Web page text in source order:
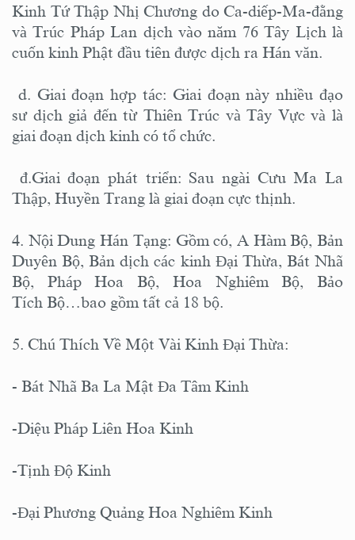
Kinh Tứ Thập Nhị Chương do Ca-diếp-Ma-đằng
và Trúc Pháp Lan dịch vào năm 76 Tây Lịch là
cuốn kinh Phật đầu tiên được dịch ra Hán văn.
d. Giai đoạn hợp tác: Giai đoạn này nhiều đạo
sư dịch giả đến từ Thiên Trúc và Tây Vực và là
giai đoạn dịch kinh có tổ chức.
đ.Giai đoạn phát triển: Sau ngài Cưu Ma La
Thập, Huyền Trang là giai đoạn cực thịnh.
4. Nội Dung Hán Tạng: Gồm có, A Hàm Bộ, Bản
Duyên Bộ, Bản dịch các kinh Đại Thừa, Bát Nhã
Bộ, Pháp Hoa Bộ, Hoa Nghiêm Bộ, Bảo
Tích Bộ…bao gồm tất cả 18 bộ.
5. Chú Thích Về Một Vài Kinh Đại Thừa:
- Bát Nhã Ba La Mật Đa Tâm Kinh
-Diệu Pháp Liên Hoa Kinh
-Tịnh Độ Kinh
-Đại Phương Quảng Hoa Nghiêm Kinh